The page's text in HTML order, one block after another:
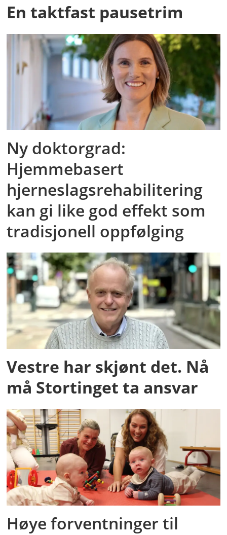
En taktfast pausetrim
Ny doktorgrad:
Hjemmebasert
hjerneslagsrehabilitering
kan gi like god effekt som
tradisjonell oppfølging
Vestre har skjønt det. Nå
må Stortinget ta ansvar
Høye forventninger til